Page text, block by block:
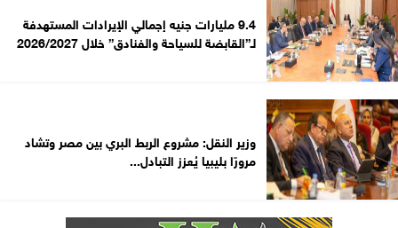
9.4 مليارات جنيه إجمالي الإيرادات المستهدفة
لـ”القابضة للسياحة والفنادق” خلال 2026/2027
وزير النقل: مشروع الربط البري بين مصر وتشاد
مرورًا بليبيا يُعزز التبادل...